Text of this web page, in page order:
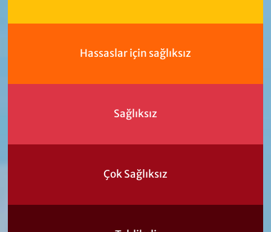
Hassaslar için sağlıksız
Sağlıksız
Çok Sağlıksız